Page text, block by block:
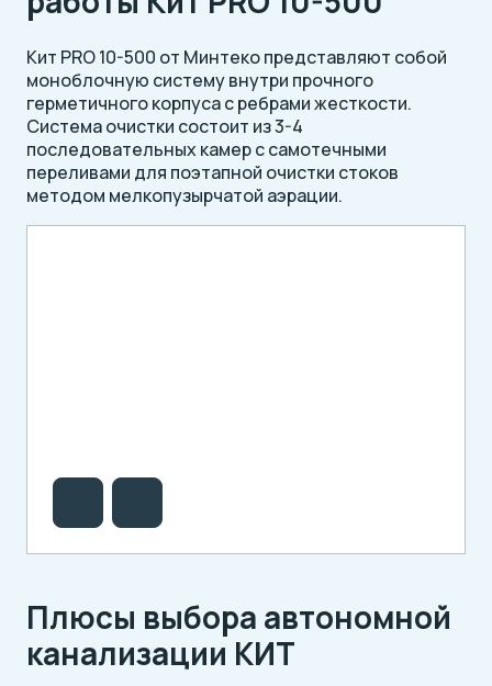
Кит PRO 10-500 от Минтеко представляют собой
моноблочную систему внутри прочного
герметичного корпуса с ребрами жесткости.
Система очистки состоит из 3-4
последовательных камер с самотечными
переливами для поэтапной очистки стоков
методом мелкопузырчатой аэрации.
Плюсы выбора автономной
канализации КИТ